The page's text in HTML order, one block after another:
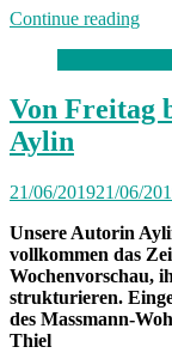
Continue reading„Der
Von Freitag
Aylin
21/06/201921/06/
Unsere Autorin
vollkommen das
Wochenvorschau,
strukturieren.
des Massmann-
Thiel